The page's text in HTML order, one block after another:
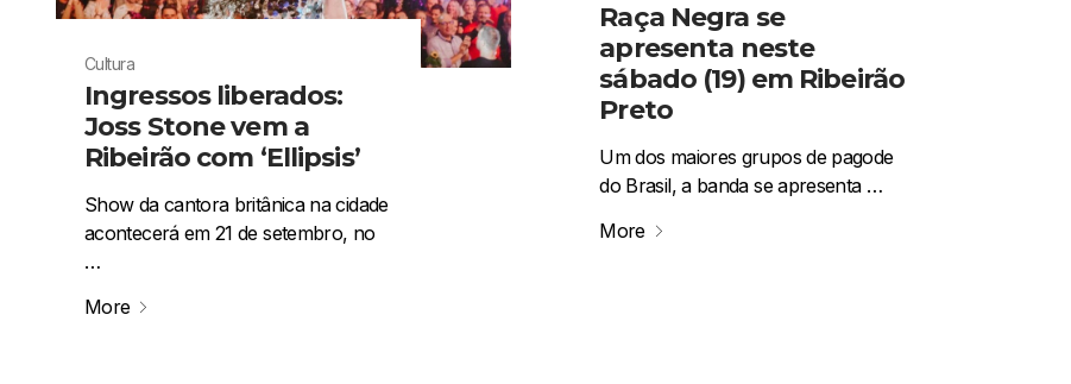
Cultura
Ingressos liberados:
Joss Stone vem a
Ribeirão com ‘Ellipsis’
Show da cantora britânica na cidade
acontecerá em 21 de setembro, no
…
More
Raça Negra se
apresenta neste
sábado (19) em Ribeirão
Preto
Um dos maiores grupos de pagode
do Brasil, a banda se apresenta …
More